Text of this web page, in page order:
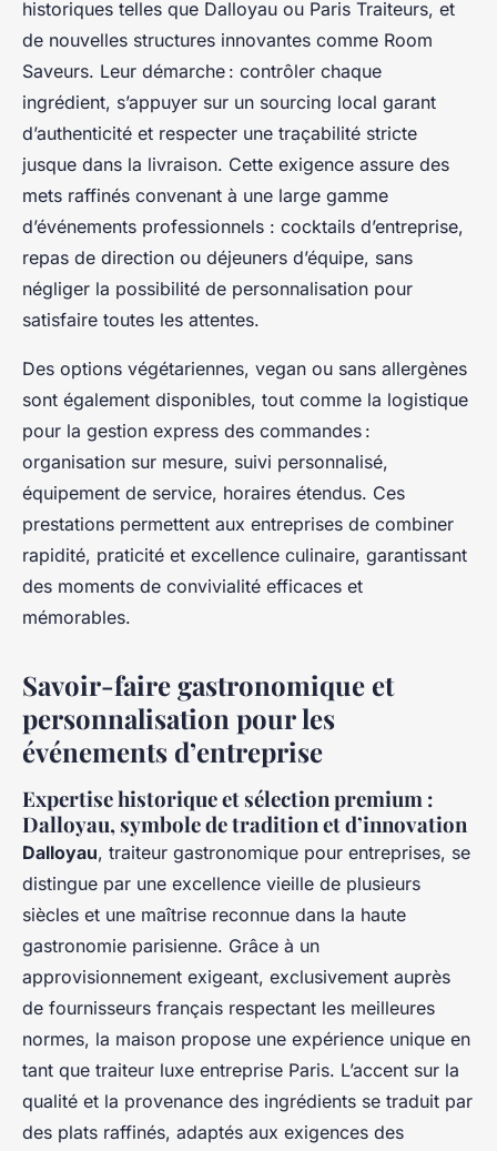
historiques telles que Dalloyau ou Paris Traiteurs, et
de nouvelles structures innovantes comme Room
Saveurs. Leur démarche : contrôler chaque
ingrédient, s’appuyer sur un sourcing local garant
d’authenticité et respecter une traçabilité stricte
jusque dans la livraison. Cette exigence assure des
mets raffinés convenant à une large gamme
d’événements professionnels : cocktails d’entreprise,
repas de direction ou déjeuners d’équipe, sans
négliger la possibilité de personnalisation pour
satisfaire toutes les attentes.
Des options végétariennes, vegan ou sans allergènes
sont également disponibles, tout comme la logistique
pour la gestion express des commandes :
organisation sur mesure, suivi personnalisé,
équipement de service, horaires étendus. Ces
prestations permettent aux entreprises de combiner
rapidité, praticité et excellence culinaire, garantissant
des moments de convivialité efficaces et
mémorables.
Savoir-faire gastronomique et
personnalisation pour les
événements d’entreprise
Expertise historique et sélection premium :
Dalloyau, symbole de tradition et d’innovation
Dalloyau, traiteur gastronomique pour entreprises, se
distingue par une excellence vieille de plusieurs
siècles et une maîtrise reconnue dans la haute
gastronomie parisienne. Grâce à un
approvisionnement exigeant, exclusivement auprès
de fournisseurs français respectant les meilleures
normes, la maison propose une expérience unique en
tant que traiteur luxe entreprise Paris. L’accent sur la
qualité et la provenance des ingrédients se traduit par
des plats raffinés, adaptés aux exigences des